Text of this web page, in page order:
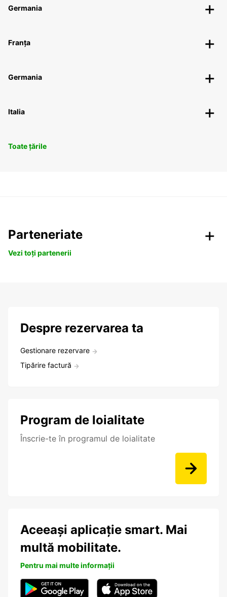
Germania
Franța
Germania
Italia
Toate țările
Parteneriate
Vezi toți partenerii
Despre rezervarea ta
Gestionare rezervare
Tipărire factură
Program de loialitate
Înscrie-te în programul de loialitate
Aceeași aplicație smart. Mai
multă mobilitate.
Pentru mai multe informații